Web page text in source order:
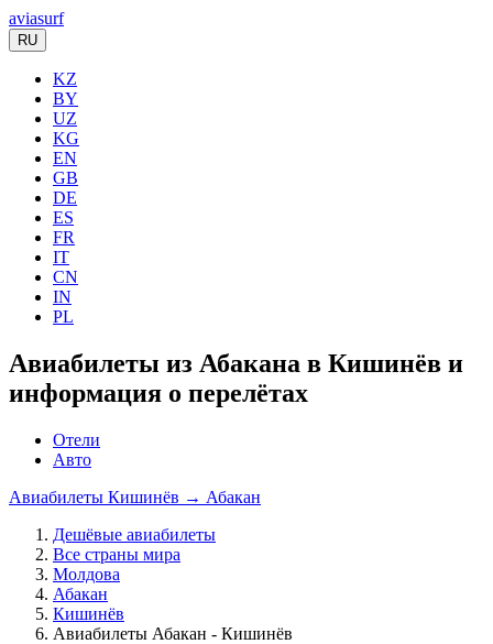
aviasurf
RU
KZ
BY
UZ
KG
EN
GB
DE
ES
FR
IT
CN
IN
PL
Авиабилеты из Абакана в Кишинёв и
информация о перелётах
Отели
Авто
Авиабилеты Кишинёв → Абакан
Дешёвые авиабилеты
Все страны мира
Молдова
Абакан
Кишинёв
Авиабилеты Абакан - Кишинёв